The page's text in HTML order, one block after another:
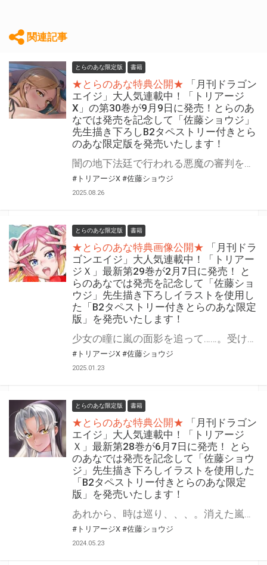
関連記事
とらのあな限定版 書籍
★とらのあな特典公開★
「月刊ドラゴン
エイジ」大人気連載中！「トリアージ
X」の第30巻が9月9日に発売！とらのあ
なでは発売を記念して「佐藤ショウジ」
先生描き下ろしB2タペストリー付きとら
のあな限定版を発売いたします！
闇の地下法廷で行われる悪魔の審判を、ブラックラベルの閃光が切り裂く！ 「トリアージX」の第30巻が9月9日（火）に発売！ とらのあなでは発売を記念して「描き下ろしB2タペストリー」付きとらのあな限定版を発売いたします。 イラストは「佐藤ショウジ」先生の描き下ろしイラストです！ とらのあな限定版は数量限定となりますので是非お早めにお求めください！
#トリアージX #佐藤ショウジ
2025.08.26
とらのあな限定版 書籍
★とらのあな特典画像公開★
「月刊ドラ
ゴンエイジ」大人気連載中！「トリアー
ジＸ」最新第29巻が2月7日に発売！ と
らのあなでは発売を記念して「佐藤ショ
ウジ」先生描き下ろしイラストを使用し
た「B2タペストリー付きとらのあな限定
版」を発売いたします！
少女の瞳に嵐の面影を追って……。受け継がれる伝説の先にあるものは。 「月刊ドラゴンエイジ」大人気作『トリアージＸ』最新第29巻が2月7日(金)に発売！ とらのあなでは発売を記念して 「B2タペストリー付き」とらのあな限定版を発売いたします。 イラストは「佐藤ショウジ」先生の描き下ろしイラストです！ とらのあな限定版の数は限られていますので是非お早めにお求めください！
#トリアージX #佐藤ショウジ
2025.01.23
とらのあな限定版 書籍
★とらのあな特典公開★
「月刊ドラゴン
エイジ」大人気連載中！「トリアージ
Ｘ」最新第28巻が6月7日に発売！ とら
のあなでは発売を記念して「佐藤ショウ
ジ」先生描き下ろしイラストを使用した
「B2タペストリー付きとらのあな限定
版」を発売いたします！
あれから、時は巡り、、、。消えた嵐と残された者たち、それぞれの選択。 「月刊ドラゴンエイジ」大人気作『トリアージＸ』最新第28巻が6月7日(金)に発売！ とらのあなでは発売を記念して 「B2タペストリー付き」とらのあな限定版を発売いたします。 イラストは「佐藤ショウジ」先生の描き下ろしイラストです！ とらのあな限定版の数は限られていますので是非お早めにお求めください！
#トリアージX #佐藤ショウジ
2024.05.23